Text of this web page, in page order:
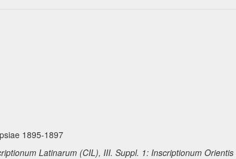
1895-1897
Latinarum (CIL), III. Suppl. 1: Inscriptionum